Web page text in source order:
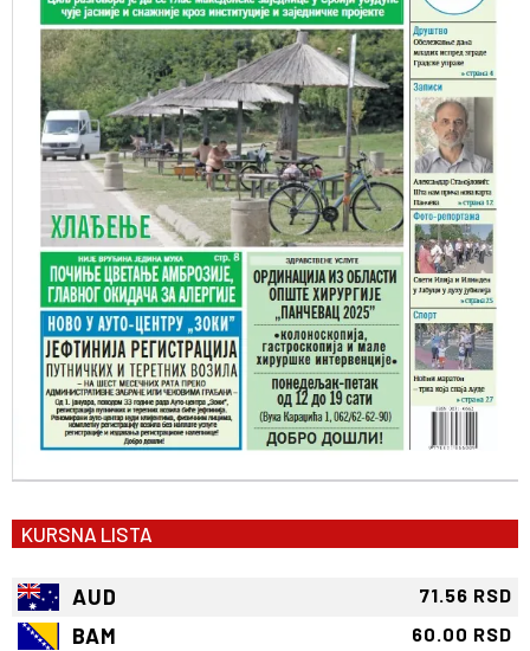
KURSNA LISTA
AUD 71.56 RSD
BAM 60.00 RSD